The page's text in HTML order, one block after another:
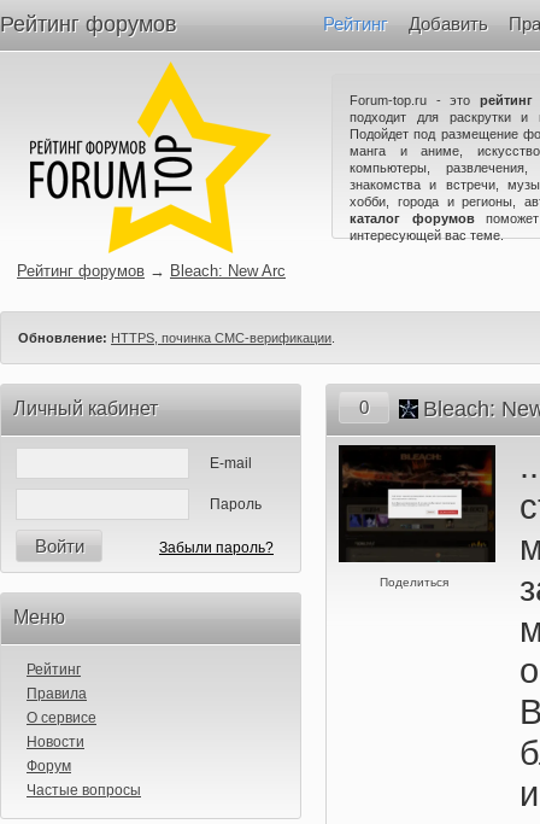
Рейтинг форумов Рейтинг Добавить
Forum-top.ru - это
подходит для раскрутки и
Подойдет под размещение
манга и аниме,
компьютеры,
знакомства и встречи,
хобби, города и регионы,
каталог форумов
интересующей вас теме.
Рейтинг форумов → Bleach: New Arc
Обновление: HTTPS, починка СМС-верификации
Личный кабинет
E-mail
Пароль
Войти Забыли пароль?
Меню
Рейтинг
Правила
О сервисе
Новости
Форум
Частые вопросы
0 Bleach:
Поделиться